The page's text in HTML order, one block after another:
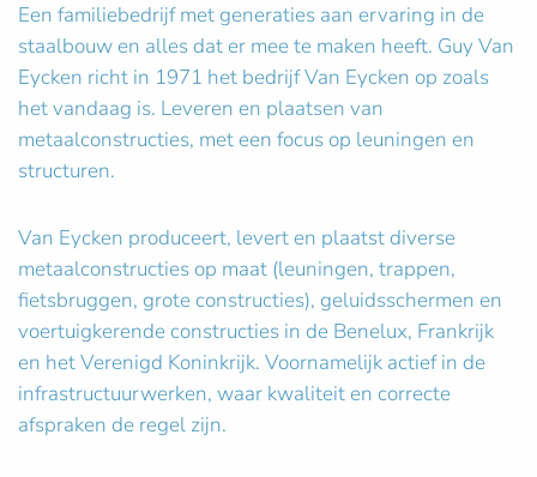
Een familiebedrijf met generaties aan ervaring in de
staalbouw en alles dat er mee te maken heeft. Guy Van
Eycken richt in 1971 het bedrijf Van Eycken op zoals
het vandaag is. Leveren en plaatsen van
metaalconstructies, met een focus op leuningen en
structuren.
Van Eycken produceert, levert en plaatst diverse
metaalconstructies op maat (leuningen, trappen,
fietsbruggen, grote constructies), geluidsschermen en
voertuigkerende constructies in de Benelux, Frankrijk
en het Verenigd Koninkrijk. Voornamelijk actief in de
infrastructuurwerken, waar kwaliteit en correcte
afspraken de regel zijn.